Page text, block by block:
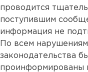
проводится
поступившим
информация не
По всем
законодательства
проинформированы